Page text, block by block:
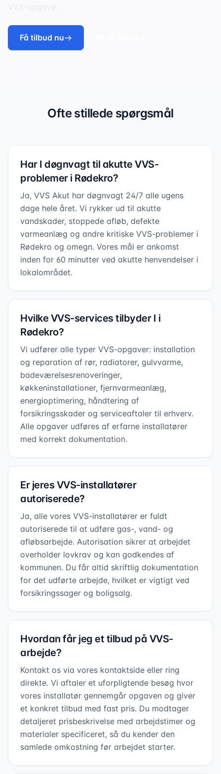
VVS-opgave.
Få tilbud nu
Ofte stillede spørgsmål
Har I døgnvagt til akutte VVS-
problemer i Rødekro?
Ja, VVS Akut har døgnvagt 24/7 alle ugens
dage hele året. Vi rykker ud til akutte
vandskader, stoppede afløb, defekte
varmeanlæg og andre kritiske VVS-problemer i
Rødekro og omegn. Vores mål er ankomst
inden for 60 minutter ved akutte henvendelser i
lokalområdet.
Hvilke VVS-services tilbyder I i
Rødekro?
Vi udfører alle typer VVS-opgaver: installation
og reparation af rør, radiatorer, gulvvarme,
badeværelsesrenoveringer,
køkkeninstallationer, fjernvarmeanlæg,
energioptimering, håndtering af
forsikringsskader og serviceaftaler til erhverv.
Alle opgaver udføres af erfarne installatører
med korrekt dokumentation.
Er jeres VVS-installatører
autoriserede?
Ja, alle vores VVS-installatører er fuldt
autoriserede til at udføre gas-, vand- og
afløbsarbejde. Autorisation sikrer at arbejdet
overholder lovkrav og kan godkendes af
kommunen. Du får altid skriftlig dokumentation
for det udførte arbejde, hvilket er vigtigt ved
forsikringssager og boligsalg.
Hvordan får jeg et tilbud på VVS-
arbejde?
Kontakt os via vores kontaktside eller ring
direkte. Vi aftaler et uforpligtende besøg hvor
vores installatør gennemgår opgaven og giver
et konkret tilbud med fast pris. Du modtager
detaljeret prisbeskrivelse med arbejdstimer og
materialer specificeret, så du kender den
samlede omkostning før arbejdet starter.